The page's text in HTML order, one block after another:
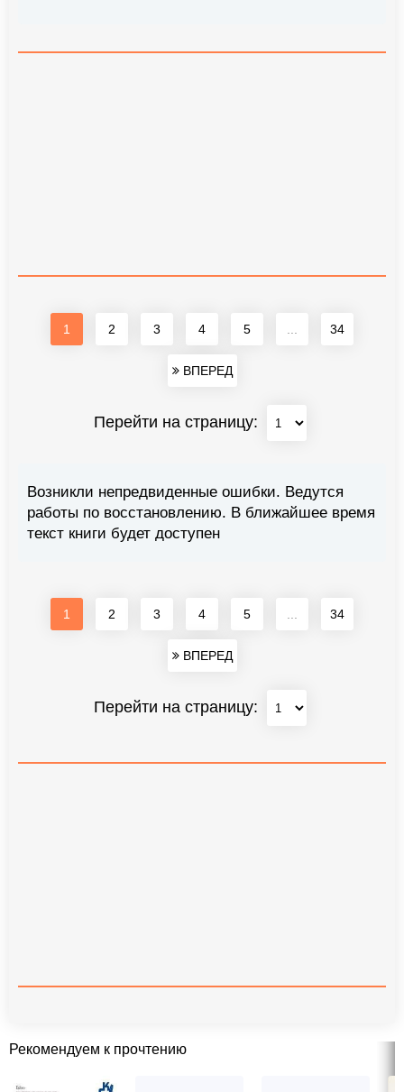
1 2 3 4 5 34
ВПЕРЕД
Перейти на страницу:
Возникли непредвиденные ошибки. Ведутся
работы по восстановлению. В ближайшее время
текст книги будет доступен
1 2 3 4 5 34
ВПЕРЕД
Перейти на страницу:
Рекомендуем к прочтению